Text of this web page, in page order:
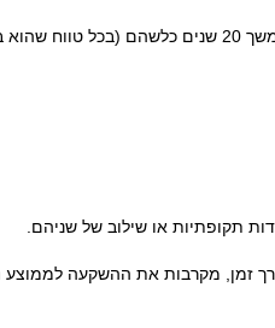
תקופתיות או שילוב של שניהם.